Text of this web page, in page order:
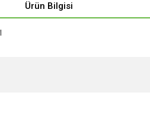
Ürün Bilgisi